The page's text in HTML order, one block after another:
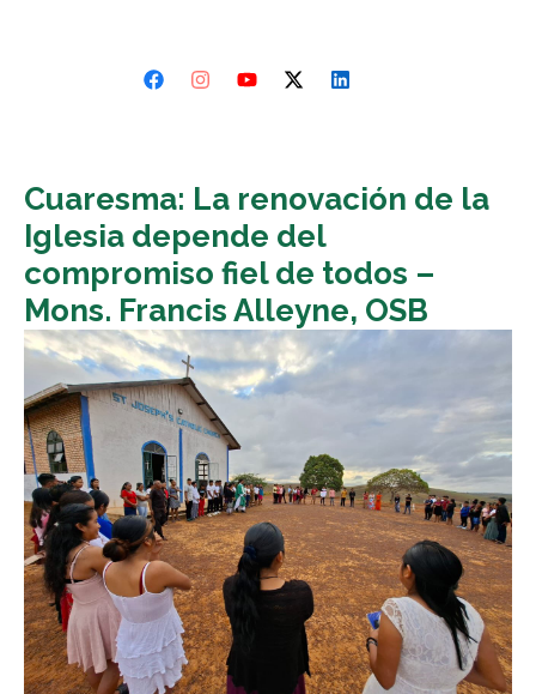
Cuaresma: La renovación de la
Iglesia depende del
compromiso fiel de todos –
Mons. Francis Alleyne, OSB